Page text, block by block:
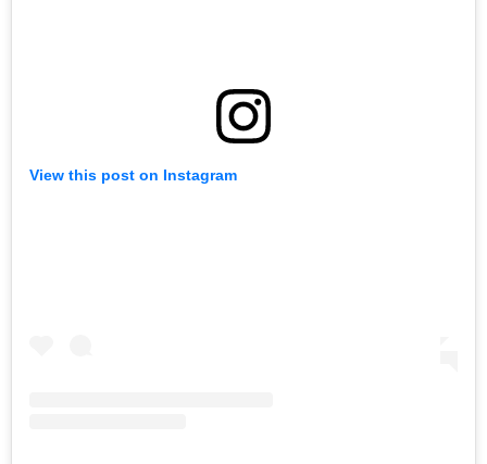
View this post on Instagram